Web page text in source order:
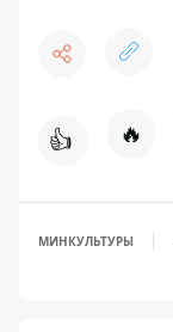
👍 🔥
МИНКУЛЬТУРЫ